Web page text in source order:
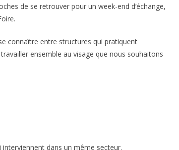
de se retrouver pour un week-end d’échange,
connaître entre structures qui pratiquent
ensemble au visage que nous souhaitons
dans un même secteur.